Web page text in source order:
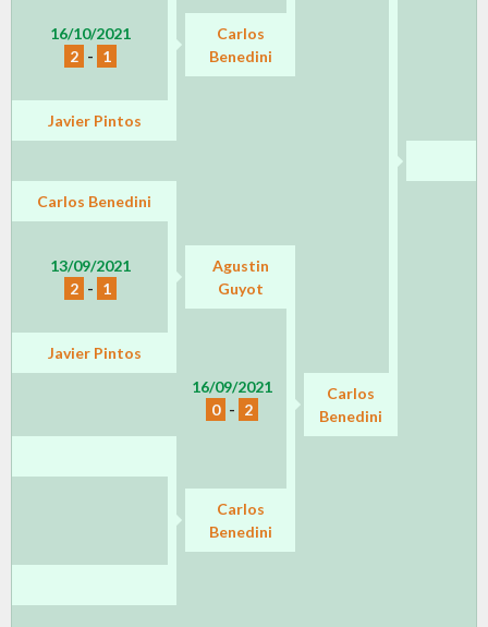
16/10/2021
2 - 1
Carlos
Benedini
Javier Pintos
Carlos Benedini
13/09/2021
2 - 1
Agustin
Guyot
16/09/2021
0 - 2
Javier Pintos
Carlos
Benedini
Carlos
Benedini